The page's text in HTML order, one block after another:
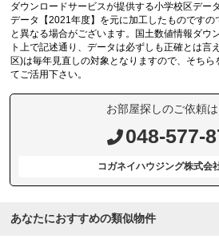
ダウンロードサービスが提供する小学校区デー
データ【2021年度】を元に加工したものです
と異なる場合がございます。国土数値情報ダウ
ト上で記述通り、データは必ずしも正確とは言
区)は毎年見直しの対象となりますので、そち
てご活用下さい。
お部屋探しのご依頼
048-577-
コガネイハウジング株式
あなたにおすすめの類似物件